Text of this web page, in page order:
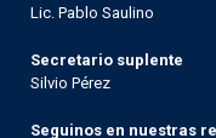
Lic. Pablo Saulino
Secretario suplente
Silvio Pérez
Seguinos en nuestras